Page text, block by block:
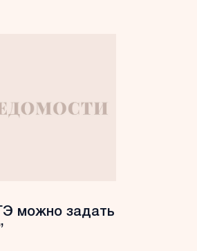
можно задать